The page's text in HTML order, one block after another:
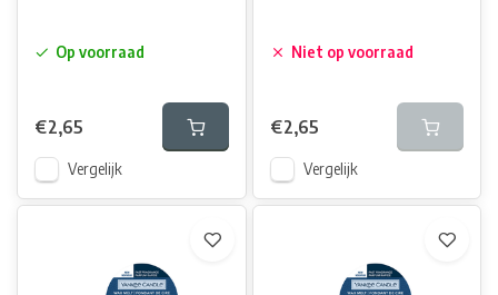
Op voorraad
€2,65
Vergelijk
Niet op voorraad
€2,65
Vergelijk